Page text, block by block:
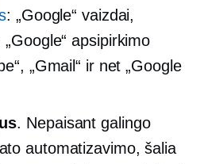
: „Google“ vaizdai,
apsipirkimo
„Gmail“ ir net „Google
. Nepaisant galingo
automatizavimo, šalia